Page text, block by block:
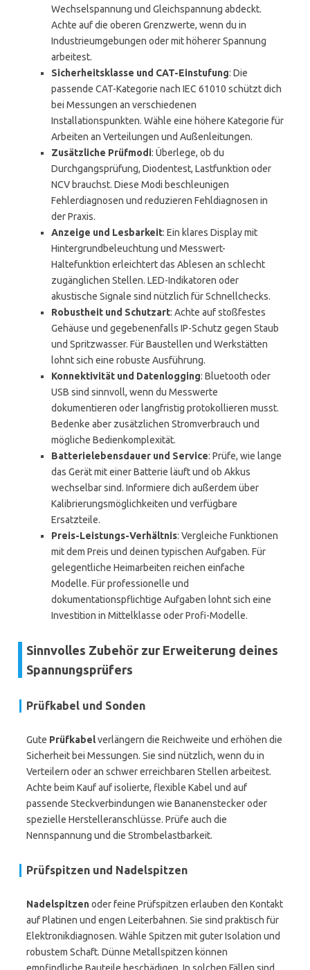
Wechselspannung und Gleichspannung abdeckt.
Achte auf die oberen Grenzwerte, wenn du in
Industrieumgebungen oder mit höherer Spannung
arbeitest.
Sicherheitsklasse und CAT-Einstufung: Die
passende CAT-Kategorie nach IEC 61010 schützt dich
bei Messungen an verschiedenen
Installationspunkten. Wähle eine höhere Kategorie für
Arbeiten an Verteilungen und Außenleitungen.
Zusätzliche Prüfmodi: Überlege, ob du
Durchgangsprüfung, Diodentest, Lastfunktion oder
NCV brauchst. Diese Modi beschleunigen
Fehlerdiagnosen und reduzieren Fehldiagnosen in
der Praxis.
Anzeige und Lesbarkeit: Ein klares Display mit
Hintergrundbeleuchtung und Messwert-
Haltefunktion erleichtert das Ablesen an schlecht
zugänglichen Stellen. LED-Indikatoren oder
akustische Signale sind nützlich für Schnellchecks.
Robustheit und Schutzart: Achte auf stoßfestes
Gehäuse und gegebenenfalls IP-Schutz gegen Staub
und Spritzwasser. Für Baustellen und Werkstätten
lohnt sich eine robuste Ausführung.
Konnektivität und Datenlogging: Bluetooth oder
USB sind sinnvoll, wenn du Messwerte
dokumentieren oder langfristig protokollieren musst.
Bedenke aber zusätzlichen Stromverbrauch und
mögliche Bedienkomplexität.
Batterielebensdauer und Service: Prüfe, wie lange
das Gerät mit einer Batterie läuft und ob Akkus
wechselbar sind. Informiere dich außerdem über
Kalibrierungsmöglichkeiten und verfügbare
Ersatzteile.
Preis-Leistungs-Verhältnis: Vergleiche Funktionen
mit dem Preis und deinen typischen Aufgaben. Für
gelegentliche Heimarbeiten reichen einfache
Modelle. Für professionelle und
dokumentationspflichtige Aufgaben lohnt sich eine
Investition in Mittelklasse oder Profi-Modelle.
Sinnvolles Zubehör zur Erweiterung deines
Spannungsprüfers
Prüfkabel und Sonden
Gute Prüfkabelverlängern die Reichweite und erhöhen die
Sicherheit bei Messungen. Sie sind nützlich, wenn du in
Verteilern oder an schwer erreichbaren Stellen arbeitest.
Achte beim Kauf auf isolierte, flexible Kabel und auf
passende Steckverbindungen wie Bananenstecker oder
spezielle Herstelleranschlüsse. Prüfe auch die
Nennspannung und die Strombelastbarkeit.
Prüfspitzen und Nadelspitzen
Nadelspitzenoder feine Prüfspitzen erlauben den Kontakt
auf Platinen und engen Leiterbahnen. Sie sind praktisch für
Elektronikdiagnosen. Wähle Spitzen mit guter Isolation und
robustem Schaft. Dünne Metallspitzen können